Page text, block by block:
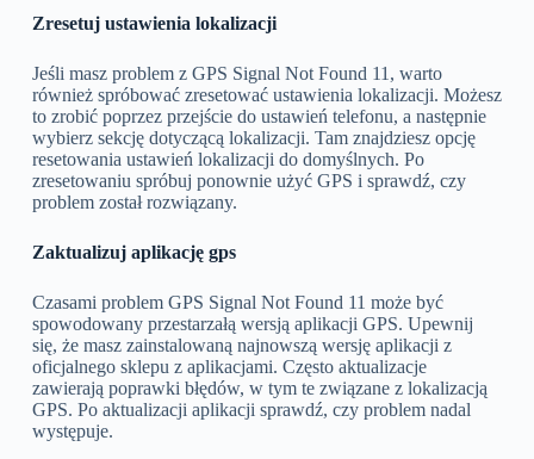
Zresetuj ustawienia lokalizacji
Jeśli masz problem z GPS Signal Not Found 11, warto
również spróbować zresetować ustawienia lokalizacji. Możesz
to zrobić poprzez przejście do ustawień telefonu, a następnie
wybierz sekcję dotyczącą lokalizacji. Tam znajdziesz opcję
resetowania ustawień lokalizacji do domyślnych. Po
zresetowaniu spróbuj ponownie użyć GPS i sprawdź, czy
problem został rozwiązany.
Zaktualizuj aplikację gps
Czasami problem GPS Signal Not Found 11 może być
spowodowany przestarzałą wersją aplikacji GPS. Upewnij
się, że masz zainstalowaną najnowszą wersję aplikacji z
oficjalnego sklepu z aplikacjami. Często aktualizacje
zawierają poprawki błędów, w tym te związane z lokalizacją
GPS. Po aktualizacji aplikacji sprawdź, czy problem nadal
występuje.